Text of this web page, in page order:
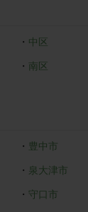
・ 中区
・ 南区
・ 豊中市
・ 泉大津市
・ 守口市